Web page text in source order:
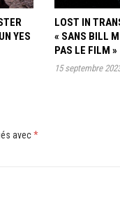
YES
LOST IN
« SANS BILL
PAS LE FILM »
15 septembre
avec*